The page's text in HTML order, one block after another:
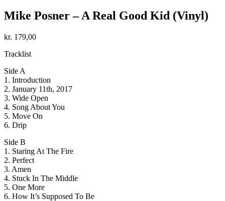
Mike Posner – A Real Good Kid (Vinyl)
kr. 179,00
Tracklist
Side A
1. Introduction
2. January 11th, 2017
3. Wide Open
4. Song About You
5. Move On
6. Drip
Side B
1. Staring At The Fire
2. Perfect
3. Amen
4. Stuck In The Middle
5. One More
6. How It’s Supposed To Be